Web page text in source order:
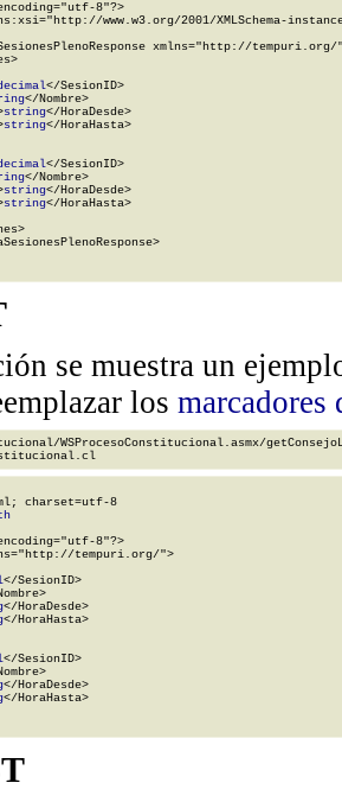
8"?>
www.w3.org/2001/XMLSchema-
xmlns="http://tempuri.org/
</SesionID>
</Nombre>
string</HoraDesde>
string</HoraHasta>
</SesionID>
</Nombre>
string</HoraDesde>
string</HoraHasta>
se muestra un
los marcadores
WSProcesoConstitucional.asmx/
charset=utf-8
8"?>
tempuri.org/">
</SesionID>
</HoraDesde>
</HoraHasta>
</SesionID>
</HoraDesde>
</HoraHasta>